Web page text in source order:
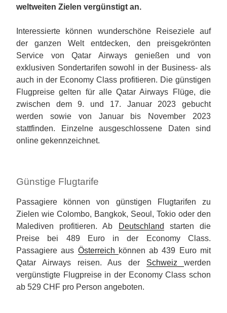
weltweiten Zielen vergünstigt an.
Interessierte können wunderschöne Reiseziele auf
der ganzen Welt entdecken, den preisgekrönten
Service von Qatar Airways genießen und von
exklusiven Sondertarifen sowohl in der Business- als
auch in der Economy Class profitieren. Die günstigen
Flugpreise gelten für alle Qatar Airways Flüge, die
zwischen dem 9. und 17. Januar 2023 gebucht
werden sowie von Januar bis November 2023
stattfinden. Einzelne ausgeschlossene Daten sind
online gekennzeichnet.
Günstige Flugtarife
Passagiere können von günstigen Flugtarifen zu
Zielen wie Colombo, Bangkok, Seoul, Tokio oder den
Malediven profitieren. Ab
Deutschland starten die
Preise bei 489 Euro in der Economy Class.
Passagiere aus Österreich können ab 439 Euro mit
Qatar Airways reisen. Aus der Schweizwerden
vergünstigte Flugpreise in der Economy Class schon
ab 529 CHF pro Person angeboten.